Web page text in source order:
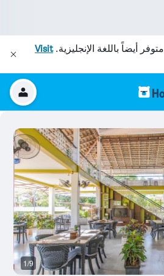
متوفر أيضاً باللغة الإنجليزية.Visit
1/9